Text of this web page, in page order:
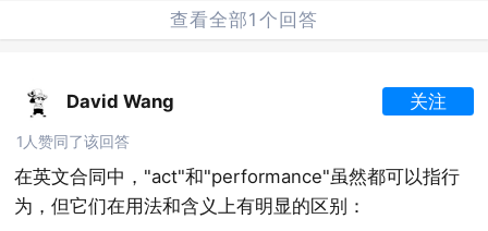
查看全部1个回答
David Wang 关注
1人赞同了该回答
在英文合同中，"act"和"performance"虽然都可以指行
为，但它们在用法和含义上有明显的区别：